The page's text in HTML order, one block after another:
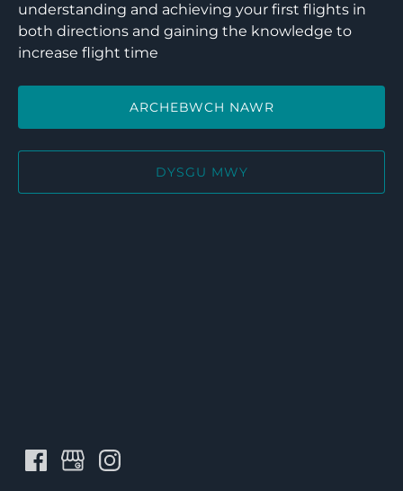
understanding and achieving your first flights in
both directions and gaining the knowledge to
increase flight time
ARCHEBWCH NAWR
DYSGU MWY